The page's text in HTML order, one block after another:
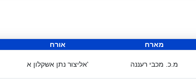
אורח מארח
אליצור נתן אשקלון א' מ.כ. מכבי רעננה